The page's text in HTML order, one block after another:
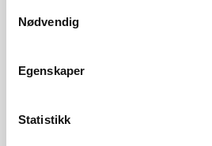
Nødvendig
Egenskaper
Statistikk
Dette gir kunden - i samråd med
ta stilling til rimeligheten i
fullstendig kostnadsgrunnlag uten